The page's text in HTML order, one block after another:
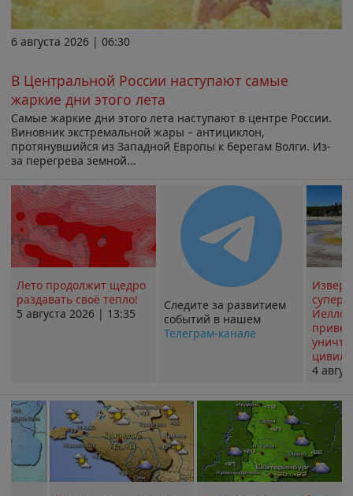
6 августа 2026 | 06:30
В Центральной России наступают самые
жаркие дни этого лета
Самые жаркие дни этого лета наступают в центре России.
Виновник экстремальной жары – антициклон,
протянувшийся из Западной Европы к берегам Волги. Из-
за перегрева земной...
Лето продолжит щедро
раздавать своё тепло!
5 августа 2026 | 13:35
Следите за развитием
событий в нашем
Телеграм-канале
4